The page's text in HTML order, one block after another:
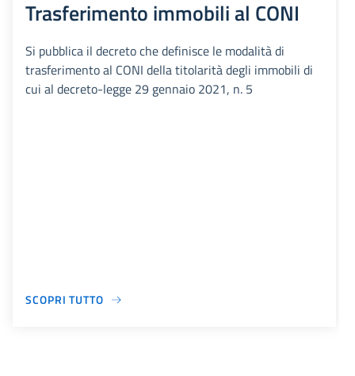
Trasferimento immobili al CONI
Si pubblica il decreto che definisce le modalità di
trasferimento al CONI della titolarità degli immobili di
cui al decreto-legge 29 gennaio 2021, n. 5
SCOPRI TUTTO